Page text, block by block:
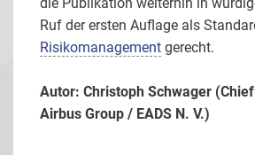
Ruf der ersten Auflage als
Risikomanagement gerecht.
Autor: Christoph Schwager
Airbus Group / EADS N. V.)